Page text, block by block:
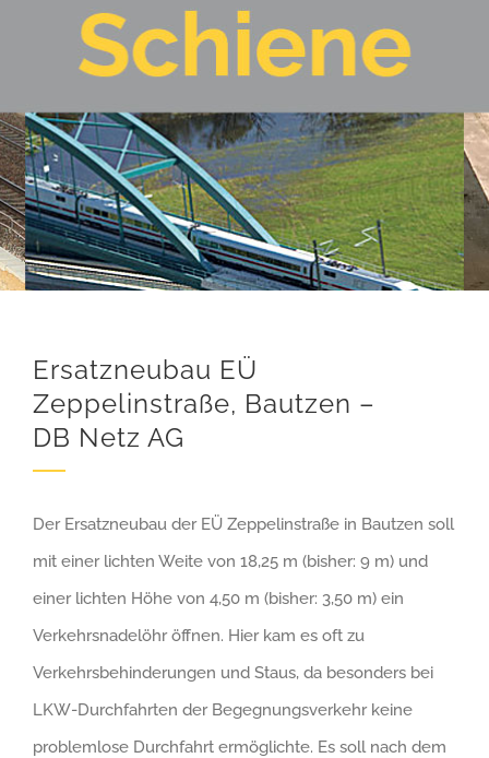
Ersatzneubau EÜ
Zeppelinstraße, Bautzen –
DB Netz AG
Der Ersatzneubau der EÜ Zeppelinstraße in Bautzen soll
mit einer lichten Weite von 18,25 m (bisher: 9 m) und
einer lichten Höhe von 4,50 m (bisher: 3,50 m) ein
Verkehrsnadelöhr öffnen. Hier kam es oft zu
Verkehrsbehinderungen und Staus, da besonders bei
LKW-Durchfahrten der Begegnungsverkehr keine
problemlose Durchfahrt ermöglichte. Es soll nach dem